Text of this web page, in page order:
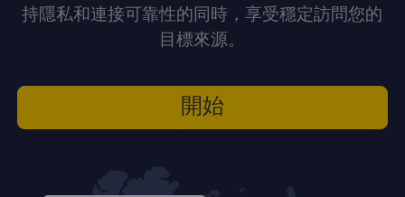
持隱私和連接可靠性的同時，享受穩定訪問您的
目標來源。
開始